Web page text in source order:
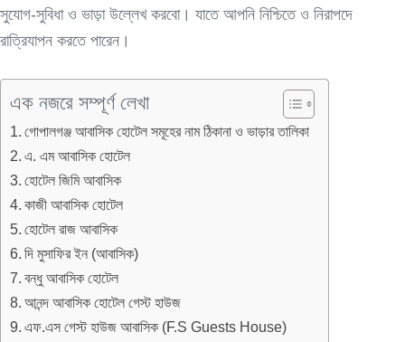
সুযোগ-সুবিধা ও ভাড়া উল্লেখ করবো। যাতে আপনি নিশ্চিতে ও নিরাপদে
রাত্রিযাপন করতে পারেন।
এক নজরে সম্পূর্ণ লেখা
গোপালগঞ্জ আবাসিক হোটেল সমূহের নাম ঠিকানা ও ভাড়ার তালিকা
এ. এম আবাসিক হোটেল
হোটেল জিমি আবাসিক
কাজী আবাসিক হোটেল
হোটেল রাজ আবাসিক
দি মুসাফির ইন (আবাসিক)
বন্ধু আবাসিক হোটেল
আনন্দ আবাসিক হোটেল গেস্ট হাউজ
এফ.এস গেস্ট হাউজ আবাসিক (F.S Guests House)